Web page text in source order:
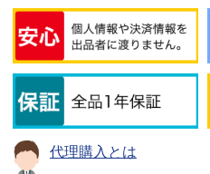
代理購入とは